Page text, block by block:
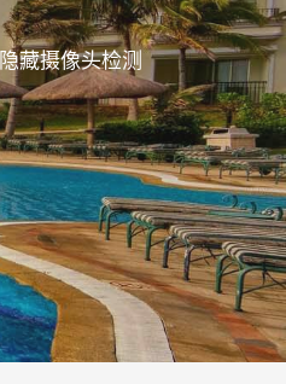
隐藏摄像头检测